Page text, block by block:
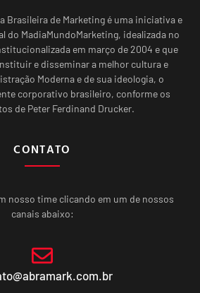
Brasileira de Marketing é uma iniciativa e
do MadiaMundoMarketing, idealizada no
em março de 2004 e que
e disseminar a melhor cultura e
Moderna e de sua ideologia, o
corporativo brasileiro, conforme os
de Peter Ferdinand Drucker.
CONTATO
nosso time clicando em um de nossos
canais abaixo: